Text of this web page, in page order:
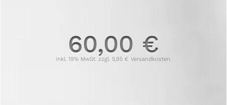
60,00 €
inkl. 19% MwSt. zzgl. 5,95 € Versandkosten.